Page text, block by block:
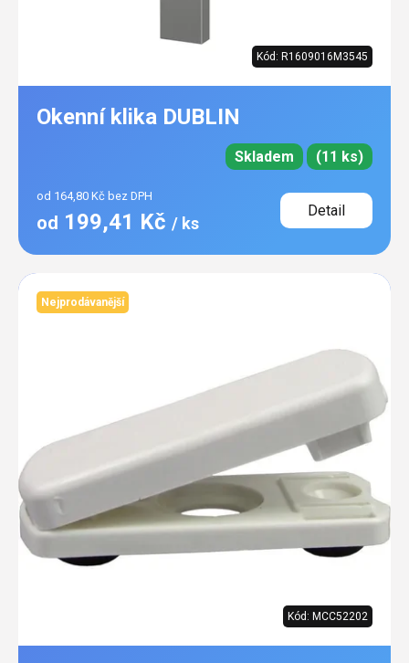
Kód: R1609016M3545
Okenní klika DUBLIN
Skladem (11 ks)
od 164,80 Kč bez DPH
od 199,41 Kč / ks
Detail
Nejprodávanější
Kód: MCC52202